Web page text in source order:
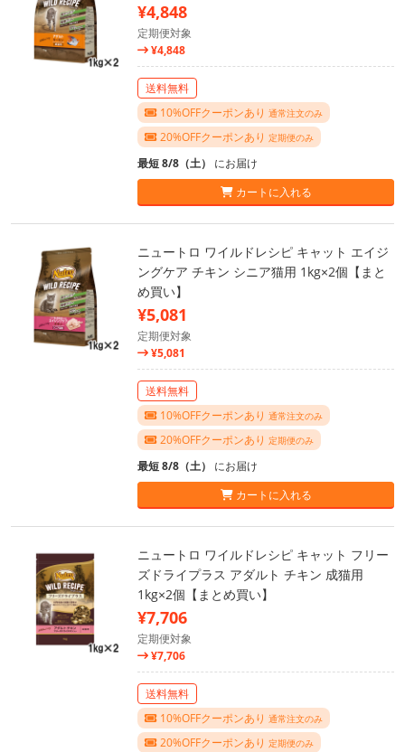
¥4,848
定期便対象
¥4,848
送料無料
10%OFFクーポンあり 通常注文のみ
20%OFFクーポンあり 定期便のみ
最短 8/8（土） にお届け
カートに入れる
ニュートロ ワイルドレシピ キャット エイジ
ングケア チキン シニア猫用 1kg×2個【まと
め買い】
¥5,081
定期便対象
¥5,081
送料無料
10%OFFクーポンあり 通常注文のみ
20%OFFクーポンあり 定期便のみ
最短 8/8（土） にお届け
カートに入れる
ニュートロ ワイルドレシピ キャット フリー
ズドライプラス アダルト チキン 成猫用
1kg×2個【まとめ買い】
¥7,706
定期便対象
¥7,706
送料無料
10%OFFクーポンあり 通常注文のみ
20%OFFクーポンあり 定期便のみ